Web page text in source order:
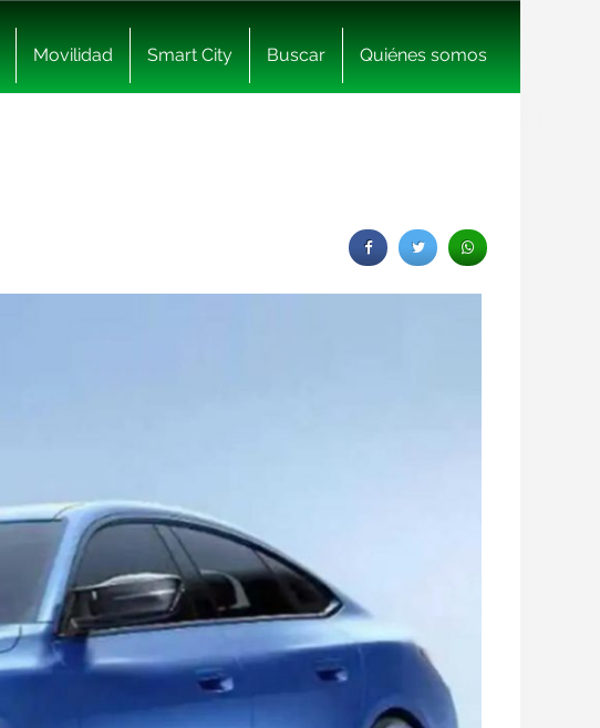
Movilidad Smart City Buscar Quiénes somos